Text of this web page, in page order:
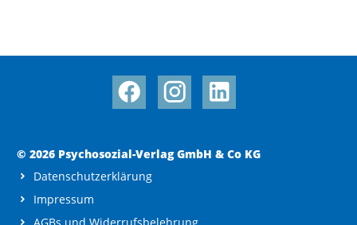
© 2026 Psychosozial-Verlag GmbH & Co KG
Datenschutzerklärung
Impressum